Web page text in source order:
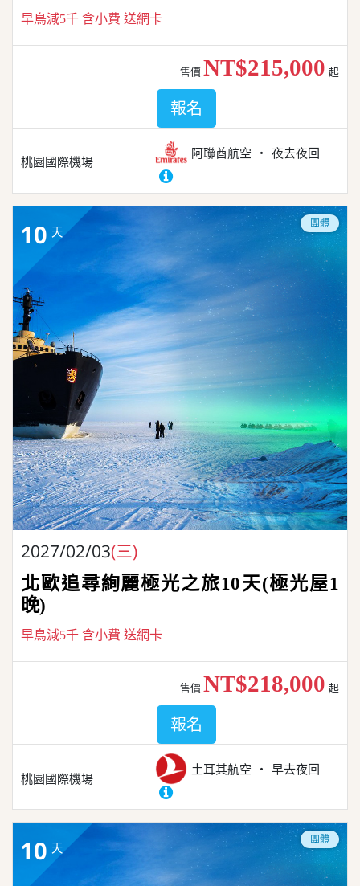
早鳥減5千 含小費 送網卡
桃園國際機場
阿聯酋航空 夜去夜回
售價 NT$215,000 起
報名
10 天
團體
2027/02/03(三)
北歐追尋絢麗極光之旅10天(極光屋1
晚)
早鳥減5千 含小費 送網卡
桃園國際機場
土耳其航空 早去夜回
售價 NT$218,000 起
報名
10 天
團體